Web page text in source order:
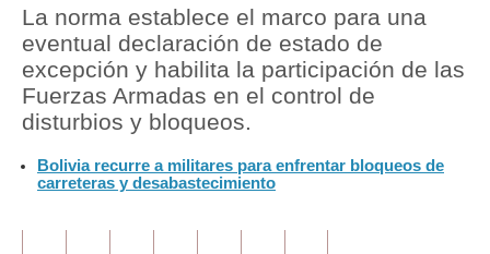
Política
Tu Dinero
Finanzas Personales
Plus G
Opinión
La norma establece el marco para una
eventual declaración de estado de
excepción y habilita la participación de las
Fuerzas Armadas en el control de
disturbios y bloqueos.
Bolivia recurre a militares para enfrentar bloqueos de
carreteras y desabastecimiento